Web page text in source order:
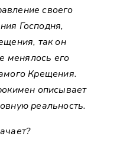
своего
Господня,
так он
менялось его
Крещения.
описывает
реальность.